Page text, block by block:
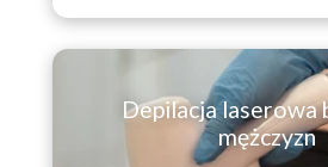
8
9
Depilacja laserowa
mężczyzn